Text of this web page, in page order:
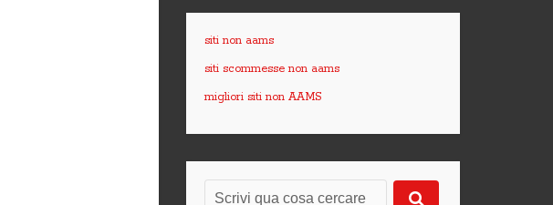
siti non aams
siti scommesse non aams
migliori siti non AAMS